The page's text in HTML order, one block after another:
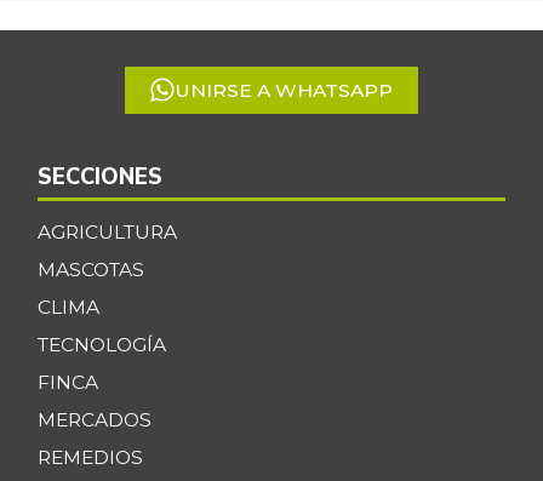
5
UNIRSE A WHATSAPP
SECCIONES
AGRICULTURA
MASCOTAS
CLIMA
TECNOLOGÍA
FINCA
MERCADOS
REMEDIOS